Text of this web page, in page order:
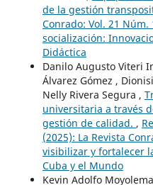
de la gestión
Conrado: Vol. 21
socialización:
Didáctica
Danilo Augusto Viteri
Álvarez Gómez ,
Nelly Rivera Segura ,
universitaria a través
gestión de calidad. ,
(2025): La Revista
visibilizar y fortalecer
Cuba y el Mundo
Kevin Adolfo